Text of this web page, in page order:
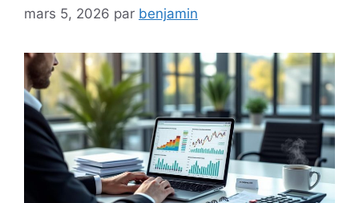
mars 5, 2026 par benjamin